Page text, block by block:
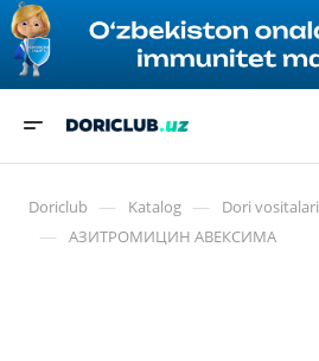
Doriclub — Katalog — Dori vositalari
— АЗИТРОМИЦИН АВЕКСИМА